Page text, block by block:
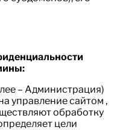
– Администрация)
управление сайтом ,
обработку
цели